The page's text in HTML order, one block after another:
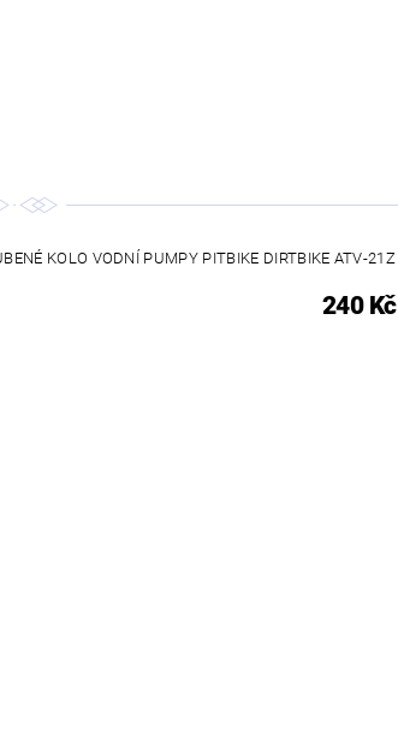
KOLO VODNÍ PUMPY PITBIKE DIRTBIKE ATV-21Z
240 Kč